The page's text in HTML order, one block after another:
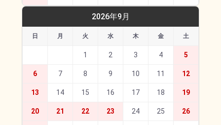
2026年9月
日 月 火 水 木 金 土
1 2 3 4 5
6 7 8 9 10 11 12
13 14 15 16 17 18 19
20 21 22 23 24 25 26